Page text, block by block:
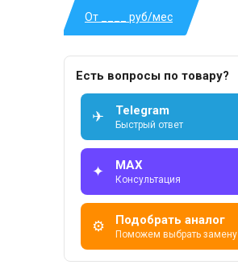
От ____ руб/мес
Есть вопросы по товару?
✈ Telegram
Быстрый ответ
✦ MAX
Консультация
⚙ Подобрать аналог
Поможем выбрать замену